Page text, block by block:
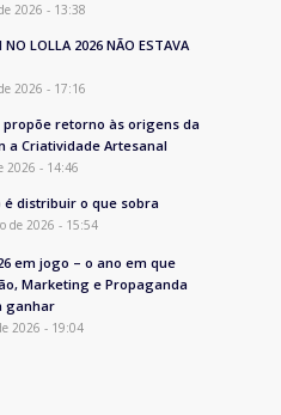
2026 - 13:38
NO LOLLA 2026 NÃO ESTAVA
2026 - 17:16
propõe retorno às origens da
a Criatividade Artesanal
2026 - 14:46
é distribuir o que sobra
de 2026 - 15:54
em jogo – o ano em que
Marketing e Propaganda
ganhar
2026 - 19:04